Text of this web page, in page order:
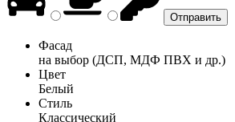
Фасад
на выбор (ДСП, МДФ ПВХ и др.)
Цвет
Белый
Стиль
Классический